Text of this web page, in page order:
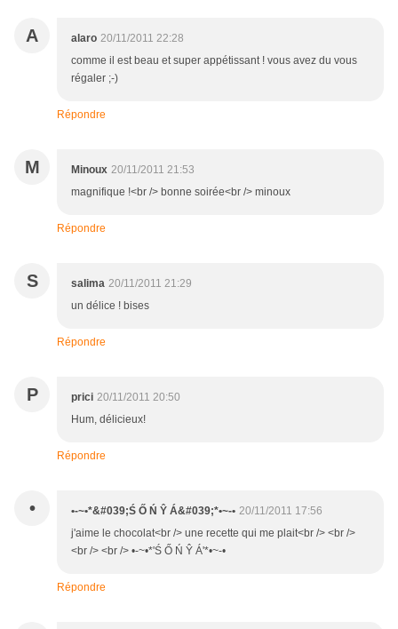
A alaro 20/11/2011 22:28
comme il est beau et super appétissant ! vous avez du vous
régaler ;-)
Répondre
M Minoux 20/11/2011 21:53
magnifique !<br /> bonne soirée<br /> minoux
Répondre
S salima 20/11/2011 21:29
un délice ! bises
Répondre
P prici 20/11/2011 20:50
Hum, délicieux!
Répondre
• •-~•*&#039;Ś Ő Ń Ŷ Á&#039;*•~-• 20/11/2011 17:56
j'aime le chocolat<br /> une recette qui me plait<br /> <br />
<br /> <br /> •-~•*'Ś Ő Ń Ŷ Á'*•~-•
Répondre